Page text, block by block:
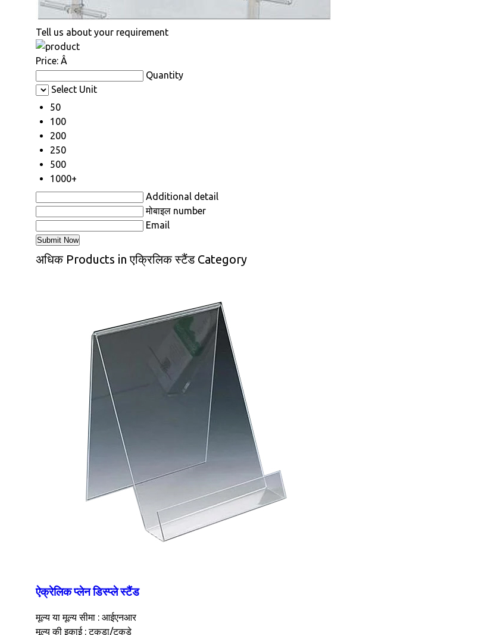
Tell us about your requirement
Price: Â
Quantity
Select Unit
50
100
200
250
500
1000+
Additional detail
मोबाइल number
Email
अधिक Products in एक्रिलिक स्टैंड Category
ऐक्रेलिक प्लेन डिस्प्ले स्टैंड
मूल्य या मूल्य सीमा : आईएनआर
मूल्य की इकाई : टुकड़ा/टुकड़े